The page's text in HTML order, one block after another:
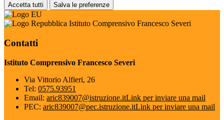
Accetta tutti Salva le preferenze
Istituto Comprensivo Francesco Severi
Contatti
Istituto Comprensivo Francesco Severi
Via Vittorio Alfieri, 26
Tel: 0575.93951
Email: aric839007@istruzione.itLink per inviare una mail
PEC: aric839007@pec.istruzione.itLink per inviare una mail